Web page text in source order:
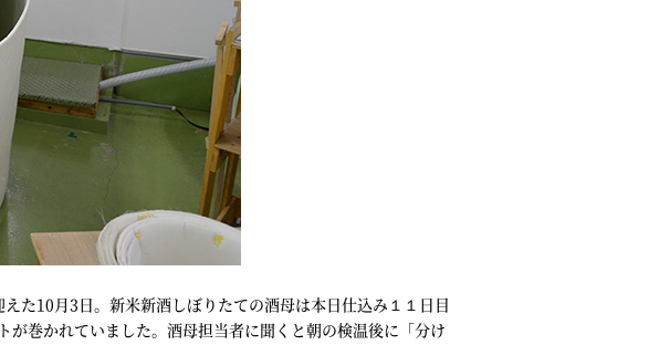
10月3日。新米新酒しぼりたての酒母は本日仕込み１１日目
巻かれていました。酒母担当者に聞くと朝の検温後に「分け